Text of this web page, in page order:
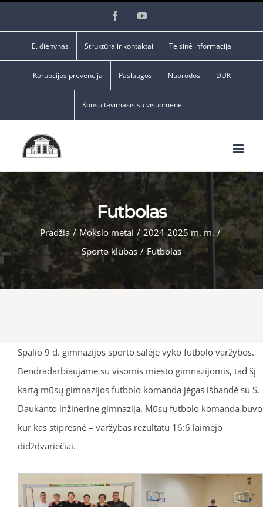
FacebookYouTube
E. dienynas Struktūra ir kontaktai Teisinė informacija
Korupcijos prevencija Paslaugos Nuorodos DUK
Konsultavimasis su visuomene
Futbolas
Pradžia / Mokslo metai / 2024-2025 m. m. /
Sporto klubas / Futbolas
Spalio 9 d. gimnazijos sporto salėje vyko futbolo varžybos.
Bendradarbiaujame su visomis miesto gimnazijomis, tad šį
kartą mūsų gimnazijos futbolo komanda jėgas išbandė su S.
Daukanto inžinerine gimnazija. Mūsų futbolo komanda buvo
kur kas stipresnė – varžybas rezultatu 16:6 laimėjo
didždvariečiai.